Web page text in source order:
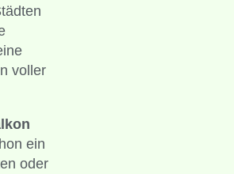
voller
ein
oder